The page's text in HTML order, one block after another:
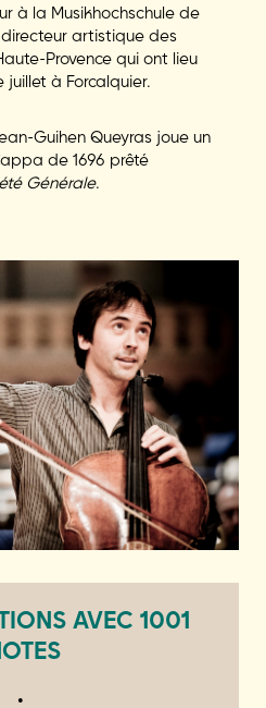
à la Musikhochschule de
artistique des
Provence qui ont lieu
à Forcalquier.
Guihen Queyras joue un
de 1696 prêté
Générale.
AVEC 1001